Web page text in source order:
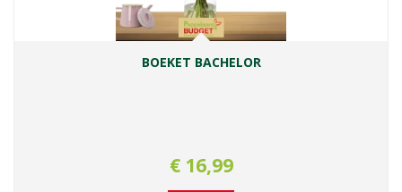
BOEKET BACHELOR
€ 16,99